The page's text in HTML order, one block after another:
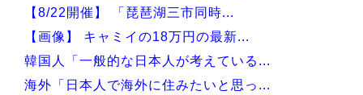
【8/22開催】 「琵琶湖三市同時...
【画像】 キャミイの18万円の最新...
韓国人「一般的な日本人が考えている...
海外「日本人で海外に住みたいと思っ...